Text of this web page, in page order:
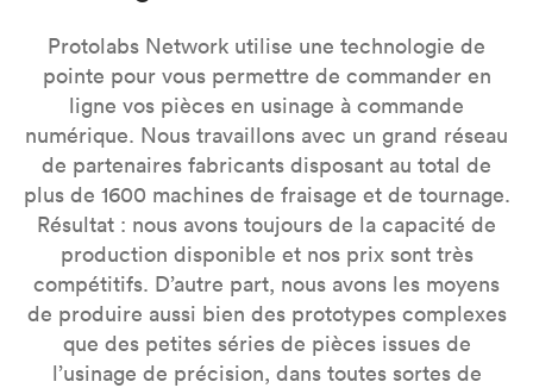
Protolabs Network utilise une technologie de
pointe pour vous permettre de commander en
ligne vos pièces en usinage à commande
numérique. Nous travaillons avec un grand réseau
de partenaires fabricants disposant au total de
plus de 1600 machines de fraisage et de tournage.
Résultat : nous avons toujours de la capacité de
production disponible et nos prix sont très
compétitifs. D’autre part, nous avons les moyens
de produire aussi bien des prototypes complexes
que des petites séries de pièces issues de
l’usinage de précision, dans toutes sortes de